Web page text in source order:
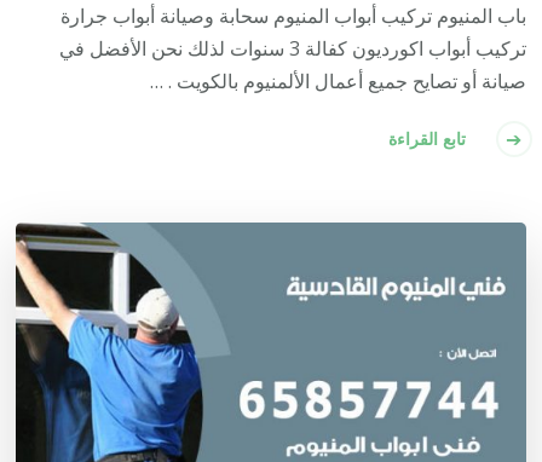
باب المنيوم تركيب أبواب المنيوم سحابة وصيانة أبواب جرارة
تركيب أبواب اكورديون كفالة 3 سنوات لذلك نحن الأفضل في
صيانة أو تصايح جميع أعمال الألمنيوم بالكويت . …
تابع القراءة